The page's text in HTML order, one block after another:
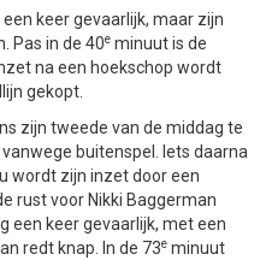
keer gevaarlijk, maar zijn
Pas in de 40e minuut is de
na een hoekschop wordt
gekopt.
zijn tweede van de middag te
buitenspel. Iets daarna
wordt zijn inzet door een
rust voor Nikki Baggerman
een keer gevaarlijk, met een
redt knap. In de 73e minuut